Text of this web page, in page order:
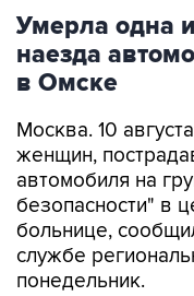
Умерла одна
наезда
в Омске
Москва. 10
женщин,
автомобиля на
безопасности" в
больнице,
службе
понедельник.